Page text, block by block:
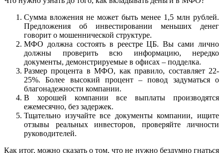
Сумма вложения не может быть менее 1,5 млн рублей.
Предложения об инвестировании меньших денег
говорит о мошеннической структуре.
МФО должна состоять в реестре ЦБ. Вы сами лично
должны проверить всю информацию, нередко
документы, демонстрируемые в офисах – подделка.
Размер процента в МФО, как правило, составляет 22-
25%. Более высокий процент – повод задуматься о
благонадежности компании.
В хорошей компании все выплаты производятся
ежемесячно, без задержек.
Тщательно изучайте все документы компании, ищите
отзывы реальных инвесторов, проверяйте личности
руководителей.
Как итог, можно сказать о том, что не нужно бездумно гнаться